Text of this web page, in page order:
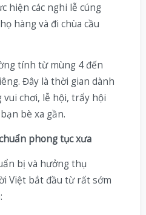
hiện các nghi lễ cúng
hàng và đi chùa cầu
tính từ mùng 4 đến
Đây là thời gian dành
vui chơi, lễ hội, trẩy hội
bè xa gần.
phong tục xưa
bị và hưởng thụ
Việt bắt đầu từ rất sớm